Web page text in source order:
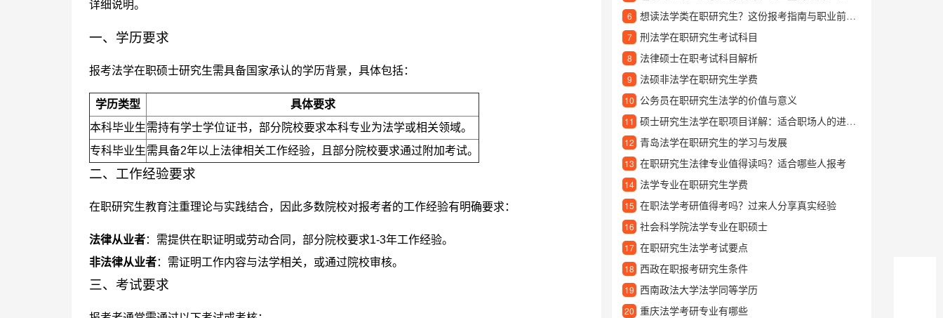
详细说明。
一、学历要求
报考法学在职硕士研究生需具备国家承认的学历背景，具体包括：
学历类型
具体要求
本科毕业生需持有学士学位证书，部分院校要求本科专业为法学或相关领域。
专科毕业生需具备2年以上法律相关工作经验，且部分院校要求通过附加考试。
二、工作经验要求
在职研究生教育注重理论与实践结合，因此多数院校对报考者的工作经验有明确要求：
法律从业者：需提供在职证明或劳动合同，部分院校要求1-3年工作经验。
非法律从业者：需证明工作内容与法学相关，或通过院校审核。
三、考试要求
6 想读法学类在职研究生？这份报考指南与职业前景分析请收好
7 刑法学在职研究生考试科目
8 法律硕士在职考试科目解析
9 法硕非法学在职研究生学费
10 公务员在职研究生法学的价值与意义
11 硕士研究生法学在职项目详解：适合职场人的进修选择
12 青岛法学在职研究生的学习与发展
13 在职研究生法律专业值得读吗？适合哪些人报考
14 法学专业在职研究生学费
15 在职法学考研值得考吗？过来人分享真实经验
16 社会科学院法学专业在职硕士
17 在职研究生法学考试要点
18 西政在职报考研究生条件
19 西南政法大学法学同等学历
20 重庆法学考研专业有哪些